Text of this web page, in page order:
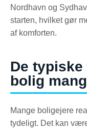
Nordhavn og
starten, hvilket gør
af komforten.
De typiske
bolig
Mange boligejere
tydeligt. Det kan